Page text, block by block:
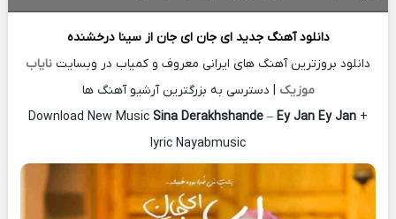
دانلود آهنگ جدید ای جان ای جان ازسینا درخشنده
دانلود بروزترین آهنگ های ایرانی معروف و کمیاب در وبسایت نایاب
موزیک | دسترسی به بزرگترین آرشیو آهنگ ها
Download New Music Sina Derakhshande – Ey Jan Ey Jan +
lyric Nayabmusic